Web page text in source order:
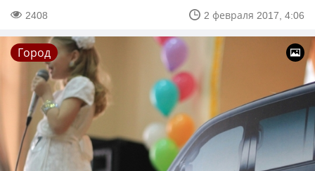
2408 2 февраля 2017, 4:06
Город